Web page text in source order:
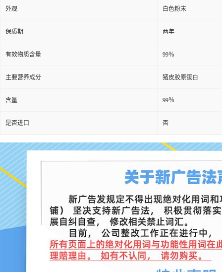
外观 白色粉末
保质期 两年
有效物质含量 99％
主要营养成分 猪皮胶原蛋白
含量 99％
是否进口 否